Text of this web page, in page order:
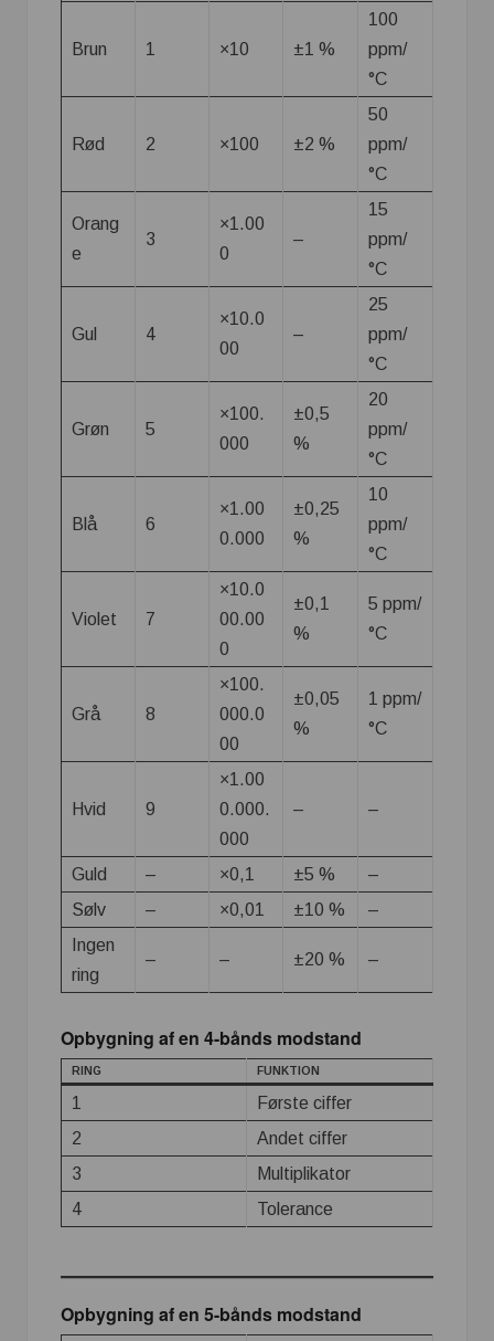
Brun 1 ×10 ±1 %
100
ppm/
°C
Rød 2 ×100 ±2 %
50
ppm/
°C
Orang
e
3
×1.00
0
–
15
ppm/
°C
Gul 4
×10.0
00
–
25
ppm/
°C
Grøn 5
×100.
000
±0,5
%
20
ppm/
°C
Blå 6
×1.00
0.000
±0,25
%
10
ppm/
°C
Violet 7
×10.0
00.00
0
±0,1
%
5 ppm/
°C
Grå 8
×100.
000.0
00
±0,05
%
1 ppm/
°C
Hvid 9
×1.00
0.000.
000
– –
Guld – ×0,1 ±5 %
–
Sølv
– ×0,01 ±10 %
–
Ingen
ring
– – ±20 % –
Opbygning af en 4-bånds modstand
RING FUNKTION
1
Første ciffer
2
Andet ciffer
3
Multiplikator
4
Tolerance
Opbygning af en 5-bånds modstand